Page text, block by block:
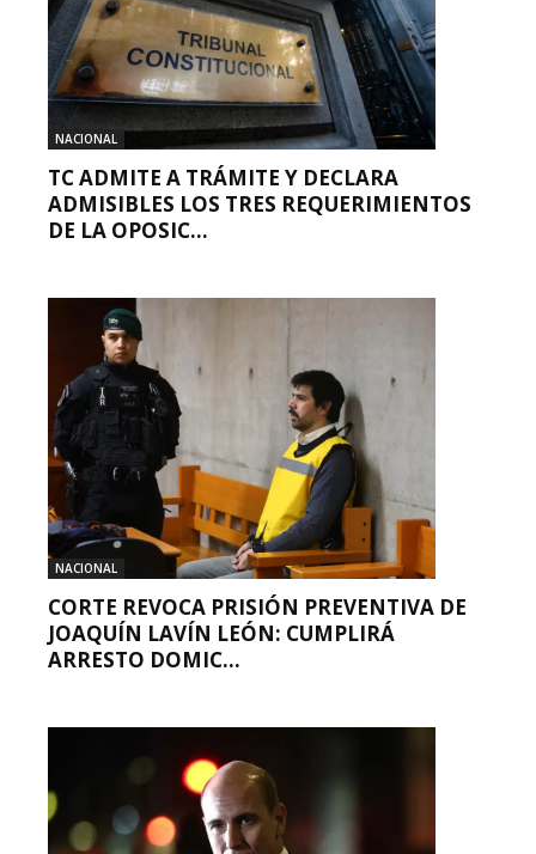
NACIONAL
TC ADMITE A TRÁMITE Y DECLARA
ADMISIBLES LOS TRES REQUERIMIENTOS
DE LA OPOSIC...
NACIONAL
CORTE REVOCA PRISIÓN PREVENTIVA DE
JOAQUÍN LAVÍN LEÓN: CUMPLIRÁ
ARRESTO DOMIC...